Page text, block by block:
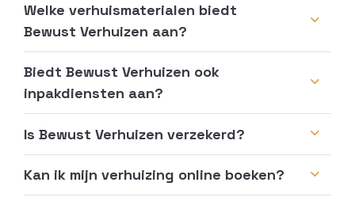
Welke verhuismaterialen biedt
Bewust Verhuizen aan?
Biedt Bewust Verhuizen ook
inpakdiensten aan?
Is Bewust Verhuizen verzekerd?
Kan ik mijn verhuizing online boeken?